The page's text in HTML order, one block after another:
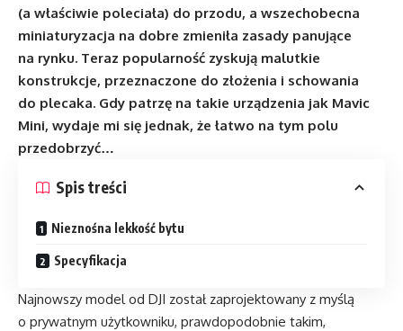
(a właściwie poleciała) do przodu, a wszechobecna
miniaturyzacja na dobre zmieniła zasady panujące
na rynku. Teraz popularność zyskują malutkie
konstrukcje, przeznaczone do złożenia i schowania
do plecaka. Gdy patrzę na takie urządzenia jak Mavic
Mini, wydaje mi się jednak, że łatwo na tym polu
przedobrzyć…
Spis treści
Nieznośna lekkość bytu
Specyfikacja
Najnowszy model od DJI został zaprojektowany z myślą
o prywatnym użytkowniku, prawdopodobnie takim,